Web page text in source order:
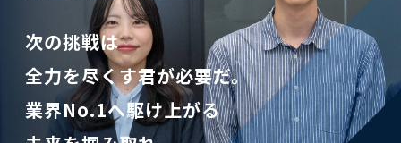
次の挑戦は
全力を尽くす君が必要だ。
業界No.1へ駆け上がる